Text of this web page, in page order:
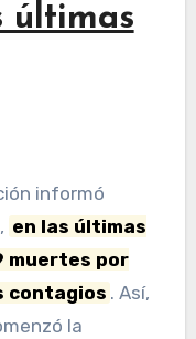
últimas
en las últimas
muertes por
contagios . Así,
la